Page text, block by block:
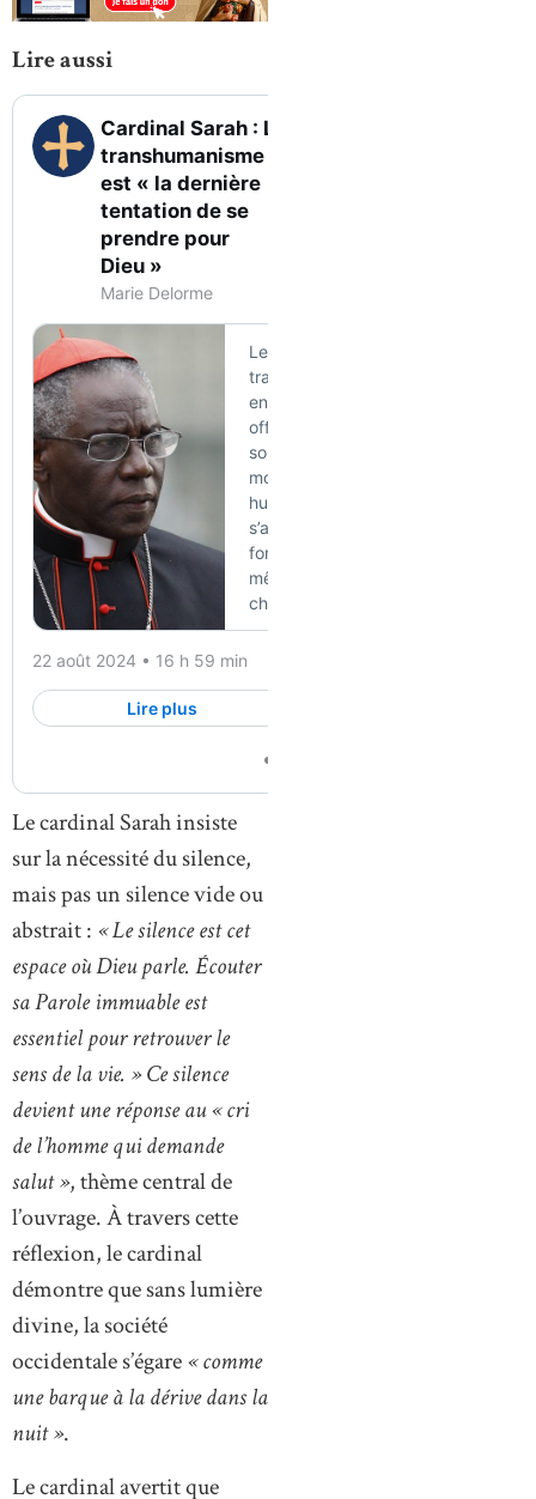
Lire aussi
Le cardinal Sarah insiste
sur la nécessité du silence,
mais pas un silence vide ou
abstrait : « Le silence est cet
espace où Dieu parle. Écouter
sa Parole immuable est
essentiel pour retrouver le
sens de la vie. » Ce silence
devient une réponse au « cri
de l’homme qui demande
salut », thème central de
l’ouvrage. À travers cette
réflexion, le cardinal
démontre que sans lumière
divine, la société
occidentale s’égare« comme
une barque à la dérive dans la
nuit ».
Le cardinal avertit que